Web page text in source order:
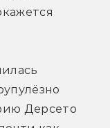
Дерсето